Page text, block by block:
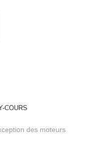
COURS
des moteurs